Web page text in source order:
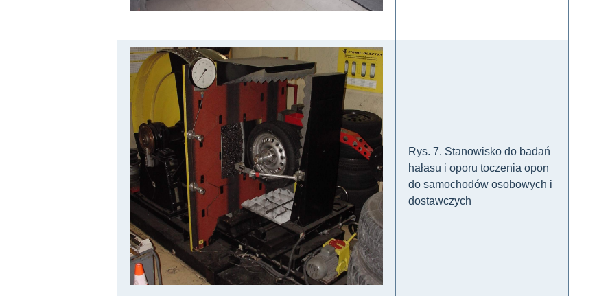
Rys. 7. Stanowisko do badań
hałasu i oporu toczenia opon
do samochodów osobowych i
dostawczych